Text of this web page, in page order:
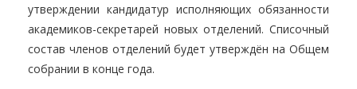
утверждении кандидатур исполняющих обязанности
академиков-секретарей новых отделений. Списочный
состав членов отделений будет утверждён на Общем
собрании в конце года.